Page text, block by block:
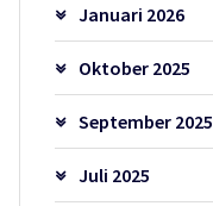
Januari 2026
Oktober 2025
September 2025
Juli 2025